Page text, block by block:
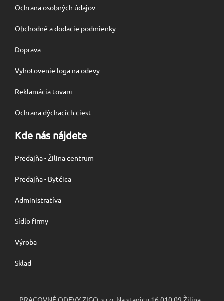
Ochrana osobných údajov
Obchodné a dodacie podmienky
Doprava
Vyhotovenie loga na odevy
Reklamácia tovaru
Ochrana dýchacích ciest
Kde nás nájdete
Predajňa - Žilina centrum
Predajňa - Bytčica
Administratíva
Sídlo firmy
Výroba
Sklad